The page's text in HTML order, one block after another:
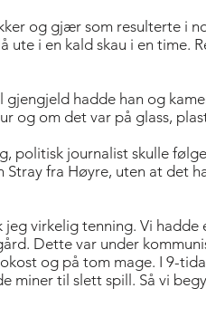
og gjær som resulterte i
i en kald skau i en time.
hadde han og
og om det var på glass,
politisk journalist skulle
Stray fra Høyre, uten at det
virkelig tenning. Vi hadde
Dette var under
og på tom mage. I 9-
miner til slett spill. Så vi